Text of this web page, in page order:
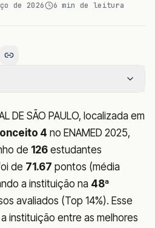
de 2026 6 min de leitura
DE SÃO PAULO, localizada em
4 no ENAMED 2025,
de 126 estudantes
de 71.67 pontos (média
a instituição na 48ª
avaliados (Top 14%). Esse
instituição entre as melhores